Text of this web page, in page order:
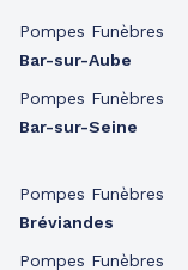
Pompes Funèbres
Bar-sur-Aube
Pompes Funèbres
Bar-sur-Seine
Pompes Funèbres
Bréviandes
Pompes Funèbres